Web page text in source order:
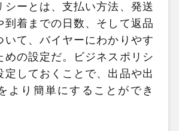
シーとは、支払い方法、発送
到着までの日数、そして返品
いて、バイヤーにわかりやす
めの設定だ。ビジネスポリシ
定しておくことで、出品や出
より簡単にすることができ